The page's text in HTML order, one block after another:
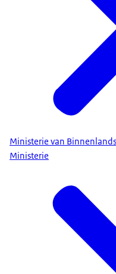
Ministerie van
Ministerie